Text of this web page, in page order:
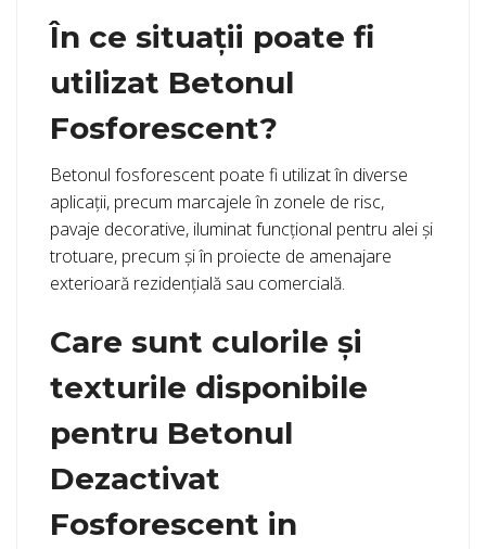
În ce situații poate fi
utilizat Betonul
Fosforescent?
Betonul fosforescent poate fi utilizat în diverse
aplicații, precum marcajele în zonele de risc,
pavaje decorative, iluminat funcțional pentru alei și
trotuare, precum și în proiecte de amenajare
exterioară rezidențială sau comercială.
Care sunt culorile și
texturile disponibile
pentru Betonul
Dezactivat
Fosforescent in